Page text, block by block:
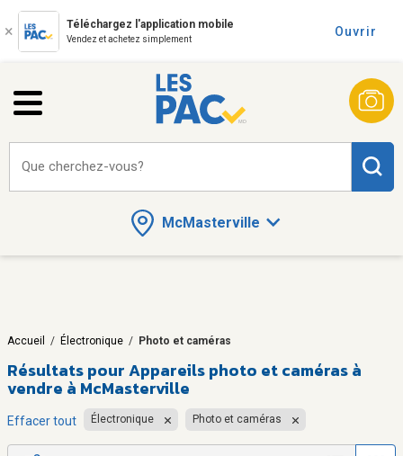
Téléchargez l'application mobile
Vendez et achetez simplement
Ouvrir
McMasterville
Que cherchez-vous?
Accueil / Électronique / Photo et caméras
Résultats pourAppareils photo et caméras à
vendre à McMasterville
Effacer tout Électronique Photo et caméras